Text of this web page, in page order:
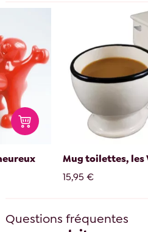
Mug toilettes, les
15,95 €
Questions fréquentes